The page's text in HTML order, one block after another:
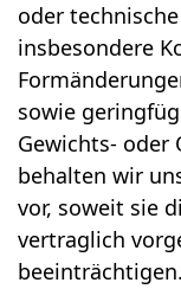
oder
insbesondere
sowie
Gewichts- oder
behalten wir
vor, soweit sie
vertraglich
beeinträchtigen.